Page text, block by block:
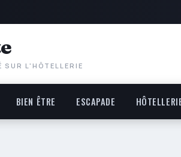
L'HÔTELLERIE
BIEN ÊTRE ESCAPADE